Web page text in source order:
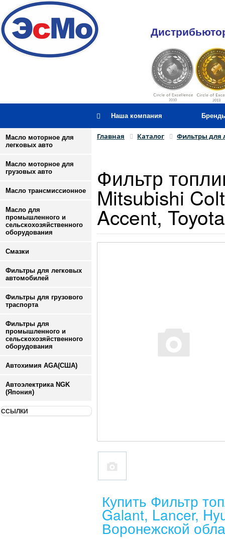
Наша компания
Масло моторное для
легковых авто
Масло моторное для
грузовых авто
Масло трансмиссионное
Масло для
промышленного и
сельскохозяйственного
оборудования
Смазки
Фильтры для легковых
автомобилей
Фильтры для грузового
траспорта
Фильтры для
промышленного и
сельскохозяйственного
оборудования
Автохимия AGA(США)
Автоэлектрика NGK
(Япония)
ССЫЛКИ
Главная Каталог Фильтры для
Фильтр
Mitsubishi
Accent,
Купить Фильтр
Galant, Lancer,
Воронежской